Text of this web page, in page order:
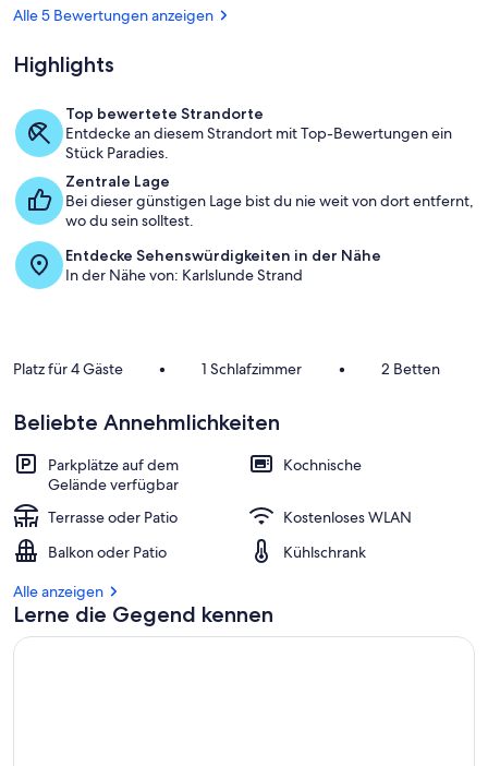
Unterkunftsgelände
Alle 5 Bewertungen anzeigen
Highlights
Top bewertete Strandorte
Entdecke an diesem Strandort mit Top-Bewertungen ein
Stück Paradies.
Zentrale Lage
Bei dieser günstigen Lage bist du nie weit von dort entfernt,
wo du sein solltest.
Entdecke Sehenswürdigkeiten in der Nähe
In der Nähe von: Karlslunde Strand
Platz für 4 Gäste • 1 Schlafzimmer • 2 Betten
Beliebte Annehmlichkeiten
Parkplätze auf dem
Gelände verfügbar
Kochnische
Terrasse oder Patio
Kostenloses WLAN
Balkon oder Patio
Kühlschrank
Alle anzeigen
Lerne die Gegend kennen